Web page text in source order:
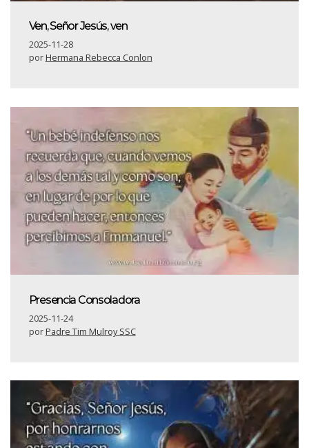
Ven, Señor Jesús, ven
2025-11-28
porHermana Rebecca Conlon
Presencia Consoladora
2025-11-24
porPadre Tim Mulroy SSC